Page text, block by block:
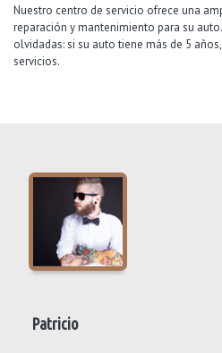
Nuestro centro de servicio ofrece una
reparación y mantenimiento para su
olvidadas: si su auto tiene más de 5
servicios.
Patricio